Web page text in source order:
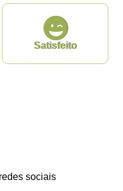
Satisfeito
sociais